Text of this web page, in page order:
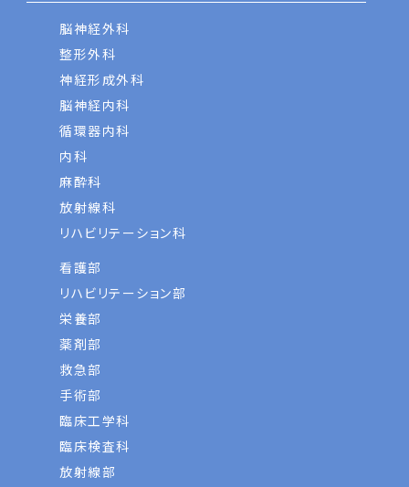
脳神経外科
整形外科
神経形成外科
脳神経内科
循環器内科
内科
麻酔科
放射線科
リハビリテーション科
看護部
リハビリテーション部
栄養部
薬剤部
救急部
手術部
臨床工学科
臨床検査科
放射線部